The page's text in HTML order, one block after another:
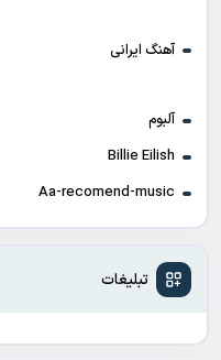
آهنگ ایرانی
آلبوم
Billie Eilish
Aa-recomend-music
تبلیغات